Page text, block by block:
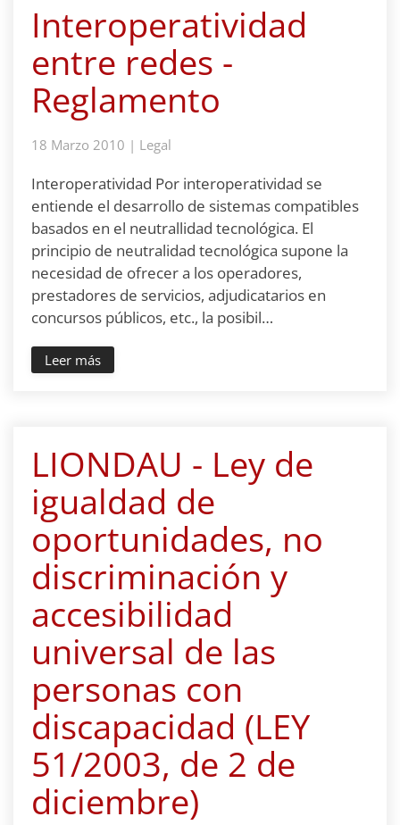
Interoperatividad
entre redes -
Reglamento
18 Marzo 2010 | Legal
Interoperatividad Por interoperatividad se
entiende el desarrollo de sistemas compatibles
basados en el neutrallidad tecnológica. El
principio de neutralidad tecnológica supone la
necesidad de ofrecer a los operadores,
prestadores de servicios, adjudicatarios en
concursos públicos, etc., la posibil…
Leer más
LIONDAU - Ley de
igualdad de
oportunidades, no
discriminación y
accesibilidad
universal de las
personas con
discapacidad (LEY
51/2003, de 2 de
diciembre)